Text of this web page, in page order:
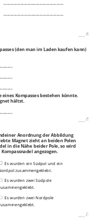
/6P
(den man im Laden kaufen kann)
eines Kompasses bestehen könnte.
hältst.
/5P
Anordnung der Abbildung
Magnet zieht an beiden Polen
in die Nähe beider Pole, so wird
angezogen.
Es wurden ein Südpol und ein
zusammengeklebt.
Es wurden zwei Südpole
Es wurden zwei Nordpole
/3P